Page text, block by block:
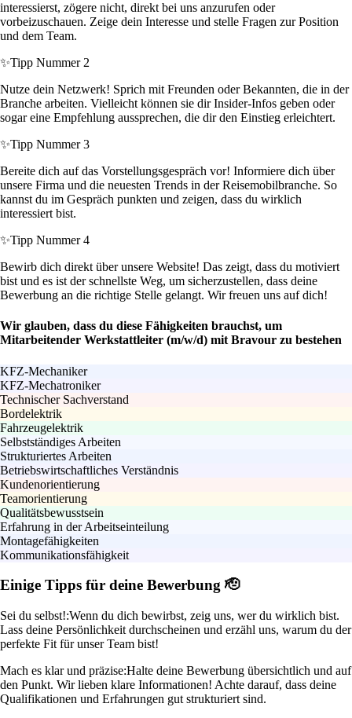
interessierst, zögere nicht, direkt bei uns anzurufen oder
vorbeizuschauen. Zeige dein Interesse und stelle Fragen zur Position
und dem Team.
✨Tipp Nummer 2
Nutze dein Netzwerk! Sprich mit Freunden oder Bekannten, die in der
Branche arbeiten. Vielleicht können sie dir Insider-Infos geben oder
sogar eine Empfehlung aussprechen, die dir den Einstieg erleichtert.
✨Tipp Nummer 3
Bereite dich auf das Vorstellungsgespräch vor! Informiere dich über
unsere Firma und die neuesten Trends in der Reisemobilbranche. So
kannst du im Gespräch punkten und zeigen, dass du wirklich
interessiert bist.
✨Tipp Nummer 4
Bewirb dich direkt über unsere Website! Das zeigt, dass du motiviert
bist und es ist der schnellste Weg, um sicherzustellen, dass deine
Bewerbung an die richtige Stelle gelangt. Wir freuen uns auf dich!
Wir glauben, dass du diese Fähigkeiten brauchst, um
Mitarbeitender Werkstattleiter (m/w/d) mit Bravour zu bestehen
KFZ-Mechaniker
KFZ-Mechatroniker
Technischer Sachverstand
Bordelektrik
Fahrzeugelektrik
Selbstständiges Arbeiten
Strukturiertes Arbeiten
Betriebswirtschaftliches Verständnis
Kundenorientierung
Teamorientierung
Qualitätsbewusstsein
Erfahrung in der Arbeitseinteilung
Montagefähigkeiten
Kommunikationsfähigkeit
Einige Tipps für deine Bewerbung 🫡
Sei du selbst!:Wenn du dich bewirbst, zeig uns, wer du wirklich bist.
Lass deine Persönlichkeit durchscheinen und erzähl uns, warum du der
perfekte Fit für unser Team bist!
Mach es klar und präzise:Halte deine Bewerbung übersichtlich und auf
den Punkt. Wir lieben klare Informationen! Achte darauf, dass deine
Qualifikationen und Erfahrungen gut strukturiert sind.